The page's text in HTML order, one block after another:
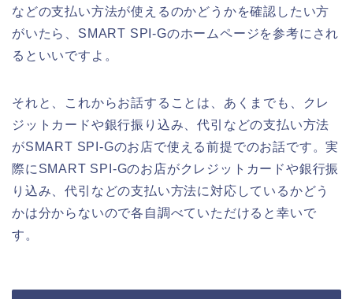
などの支払い方法が使えるのかどうかを確認したい方
がいたら、SMART SPI-Gのホームページを参考にされ
るといいですよ。
それと、これからお話することは、あくまでも、クレ
ジットカードや銀行振り込み、代引などの支払い方法
がSMART SPI-Gのお店で使える前提でのお話です。実
際にSMART SPI-Gのお店がクレジットカードや銀行振
り込み、代引などの支払い方法に対応しているかどう
かは分からないので各自調べていただけると幸いで
す。